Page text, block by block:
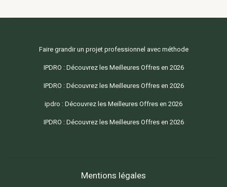
Faire grandir un projet professionnel avec méthode
IPDRO : Découvrez les Meilleures Offres en 2026
IPDRO : Découvrez les Meilleures Offres en 2026
ipdro : Découvrez les Meilleures Offres en 2026
IPDRO : Découvrez les Meilleures Offres en 2026
Mentions légales